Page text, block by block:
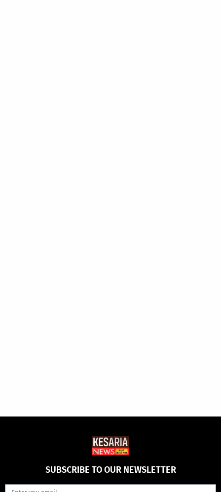
SUBSCRIBE TO OUR NEWSLETTER